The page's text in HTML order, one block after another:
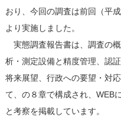
おり、今回の調査は前回（平
より実施しました。
実態調査報告書は、調査の
析・測定設備と精度管理、認
将来展望、行政への要望・対
て、の８章で構成され、WEB
と考察を掲載しています。